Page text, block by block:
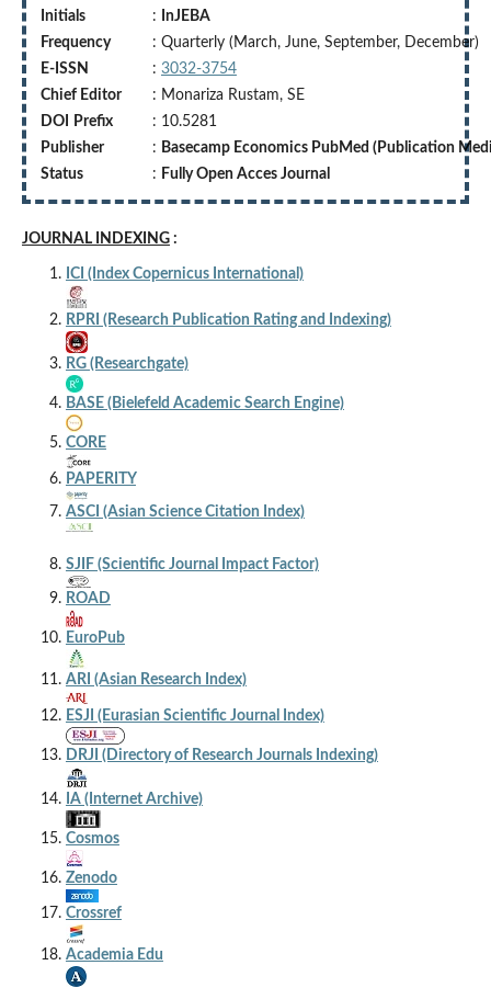
Initials
:
InJEBA
Frequency
: Quarterly (March, June, September, December)
E-ISSN
: 3032-3754
Chief Editor
: Monariza Rustam, SE
DOI
Prefix
: 10.5281
Publisher
: Basecamp Economics PubMed (Publication
Status
: Fully Open Acces Journal
JOURNAL INDEXING:
ICI (Index Copernicus International)
RPRI (Research Publication Rating and Indexing)
RG (Researchgate)
BASE (Bielefeld Academic Search Engine)
CORE
PAPERITY
ASCI (Asian Science Citation Index)
SJIF (Scientific Journal Impact Factor)
ROAD
EuroPub
ARI (Asian Research Index)
ESJI (Eurasian Scientific Journal Index)
DRJI (Directory of Research Journals Indexing)
IA (Internet Archive)
Cosmos
Zenodo
Crossref
Academia Edu